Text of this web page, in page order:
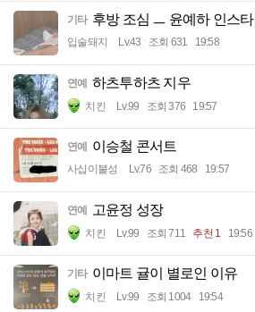
기타 후방 조심 ㅡ 윤예하 인스타
입술돼지 Lv.43 조회 631 19:58
연예 하츠투하츠 지우
치킨 Lv.99 조회 376 19:57
연예 이승철 콘서트
사십이불성 Lv.76 조회 468 19:57
연예 고윤정 성장
치킨 Lv.99 조회 711 추천 1 19:56
기타 이마트 귤이 별로인 이유
치킨 Lv.99 조회 1004 19:54